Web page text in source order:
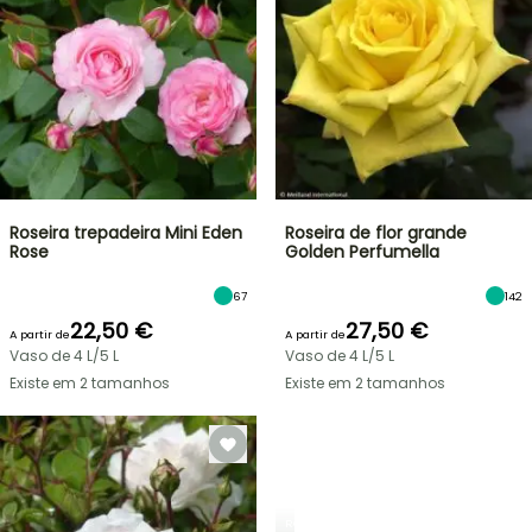
Roseira trepadeira Mini Eden
Rose
67
A partir de22,50 €
Vaso de 4 L/5 L
Existe em 2 tamanhos
Roseira de flor grande
Golden Perfumella
142
A partir de27,50 €
Vaso de 4 L/5 L
Existe em 2 tamanhos